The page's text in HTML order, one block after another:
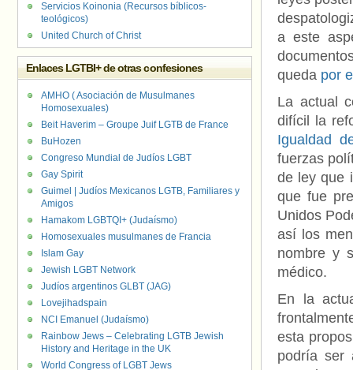
a este
queda por
La actual
difícil la
Igualdad
fuerzas
de ley que
que fue
Unidos
así los
nombre y
médico.
En la
esta
podría ser
Servicios Koinonia (Recursos bíblicos-
teológicos)
United Church of Christ
Enlaces LGTBI+ de otras confesiones
AMHO ( Asociación de Musulmanes
Homosexuales)
Beit Haverim – Groupe Juif LGTB de France
BuHozen
Congreso Mundial de Judíos LGBT
Gay Spirit
Guimel | Judíos Mexicanos LGTB, Familiares y
Amigos
Hamakom LGBTQI+ (Judaísmo)
Homosexuales musulmanes de Francia
Islam Gay
Jewish LGBT Network
Judíos argentinos GLBT (JAG)
Lovejihadspain
NCI Emanuel (Judaísmo)
Rainbow Jews – Celebrating LGTB Jewish
History and Heritage in the UK
World Congress of LGBT Jews